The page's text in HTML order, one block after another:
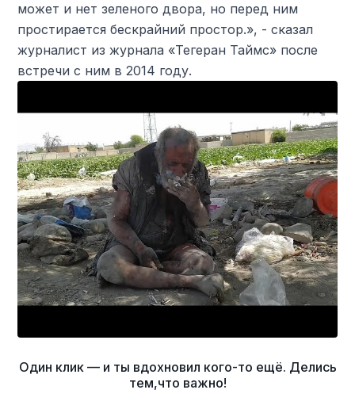
может и нет зеленого двора, но перед ним
простирается бескрайний простор.», - сказал
журналист из журнала «Тегеран Таймс» после
встречи с ним в 2014 году.